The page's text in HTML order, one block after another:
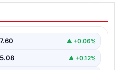
Erdal
testi pozitif çıktı
“content”: “▲ +0.06%
▲ +0.12%